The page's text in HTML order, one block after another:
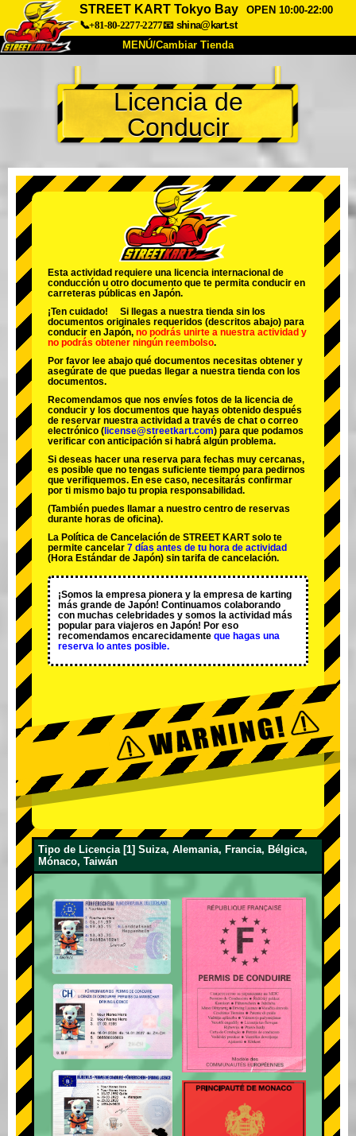
STREET KART Tokyo Bay
OPEN 10:00-22:00
📞+81-80-2277-2277📧 shina@kart.st
MENÚ/Cambiar Tienda
Acerca de Especificaciones Precios
Acceso Testimonios Preguntas Frecuentes
Cambiar Tienda
Tokyo Akihabara#1
Tokyo Akihabara#2
Tokyo Shibuya Annex Tokyo Bay
Tokyo Asakusa
Okinawa
Licencia de
Conducir
Esta actividad requiere una licencia internacional de
conducción u otro documento que te permita conducir en
carreteras públicas en Japón.
¡Ten cuidado! Si llegas a nuestra tienda sin los
documentos originales requeridos (descritos abajo) para
conducir en Japón, no podrás unirte a nuestra actividad y
no podrás obtener ningún reembolso.
Por favor lee abajo qué documentos necesitas obtener y
asegúrate de que puedas llegar a nuestra tienda con los
documentos.
Recomendamos que nos envíes fotos de la licencia de
conducir y los documentos que hayas obtenido después
de reservar nuestra actividad a través de chat o correo
electrónico ( license@streetkart.com) para que podamos
verificar con anticipación si habrá algún problema.
Si deseas hacer una reserva para fechas muy cercanas,
es posible que no tengas suficiente tiempo para pedirnos
que verifiquemos. En ese caso, necesitarás confirmar
por ti mismo bajo tu propia responsabilidad.
(También puedes llamar a nuestro centro de reservas
durante horas de oficina).
La Política de Cancelación de STREET KART solo te
permite cancelar 7 días antes de tu hora de actividad
(Hora Estándar de Japón) sin tarifa de cancelación.
¡Somos la empresa pionera y la empresa de karting
más grande de Japón! Continuamos colaborando
con muchas celebridades y somos la actividad más
popular para viajeros en Japón! Por eso
recomendamos encarecidamente que hagas una
reserva lo antes posible.
Tipo de Licencia [1] Suiza, Alemania, Francia, Bélgica,
Mónaco, Taiwán